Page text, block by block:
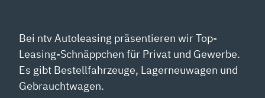
Bei ntv Autoleasing präsentieren wir Top-
Leasing-Schnäppchen für Privat und Gewerbe.
Es gibt Bestellfahrzeuge, Lagerneuwagen und
Gebrauchtwagen.